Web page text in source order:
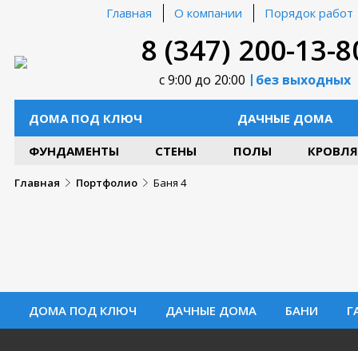
Главная О компании Порядок работ
8 (347) 200-13-
с 9:00 до 20:00 без выходных
ДОМА ПОД КЛЮЧ ДАЧНЫЕ ДОМА
ФУНДАМЕНТЫ СТЕНЫ ПОЛЫ КРОВЛЯ
Главная Портфолио Баня 4
ДОМА ПОД КЛЮЧ ДАЧНЫЕ ДОМА БАНИ